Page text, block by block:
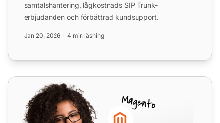
samtalshantering, lågkostnads SIP Trunk-
erbjudanden och förbättrad kundsupport.
Jan 20, 2026 4 min läsning
Sipgate